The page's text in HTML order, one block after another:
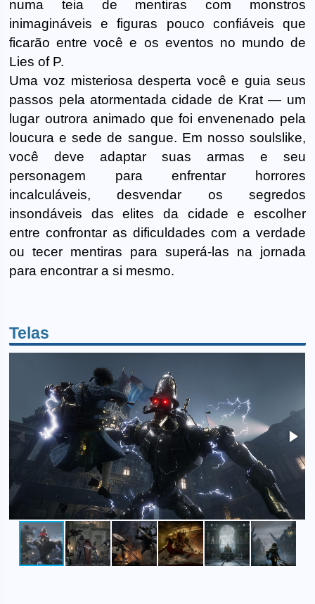
numa teia de mentiras com monstros
inimagináveis e figuras pouco confiáveis que
ficarão entre você e os eventos no mundo de
Lies of P.
Uma voz misteriosa desperta você e guia seus
passos pela atormentada cidade de Krat — um
lugar outrora animado que foi envenenado pela
loucura e sede de sangue. Em nosso soulslike,
você deve adaptar suas armas e seu
personagem para enfrentar horrores
incalculáveis, desvendar os segredos
insondáveis das elites da cidade e escolher
entre confrontar as dificuldades com a verdade
ou tecer mentiras para superá-las na jornada
para encontrar a si mesmo.
Telas